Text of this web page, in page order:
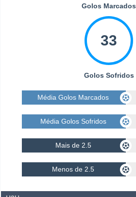
Golos Marcados
33
Golos Sofridos
Média Golos Marcados
Média Golos Sofridos
Mais de 2.5
Menos de 2.5